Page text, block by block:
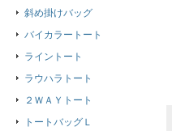
斜め掛けバッグ
バイカラートート
ライントート
ラウハラトート
２ＷＡＹトート
トートバッグＬ